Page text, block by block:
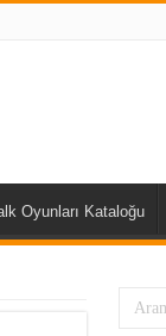
Oyunları Kataloğu